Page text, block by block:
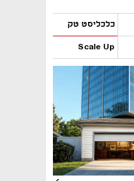
כלכליסט טק
Scale Up
נפתח בכרטיסייה חדשה
נפתח בכרטיסייה חדשה